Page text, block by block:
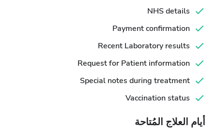
NHS details
Payment confirmation
Recent Laboratory results
Request for Patient information
Special notes during treatment
Vaccination status
أيام العلاج المُتاحة